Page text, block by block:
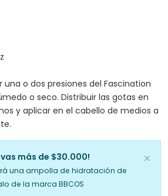
una o dos presiones del Fascination
o seco. Distribuir las gotas en
y aplicar en el cabello de medios a
más de $30.000!
una ampolla de hidratación de
de la marca BBCOS